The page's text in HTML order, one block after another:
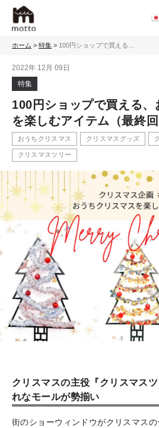
ホーム > 特集 > 100円ショップで買える、
2022年 12月 09日
特集
100円ショップで買える、
を楽しむアイテム（最終回
おうちクリスマス クリスマスグッズ
クリスマスツリー
クリスマスの主役『クリスマス
れなモールが勢揃い
街のショーウィンドウがクリスマス